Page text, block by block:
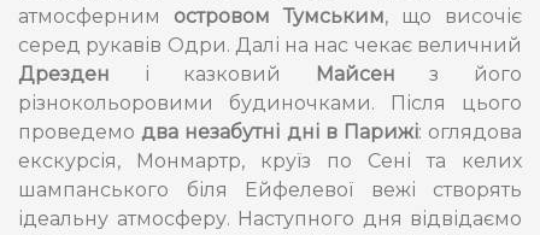
атмосферним островом Тумським, що височіє
серед рукавів Одри. Далі на нас чекає величний
Дрезден і казковий Майсен з його
різнокольоровими будиночками. Після цього
проведемо два незабутні дні в Парижі: оглядова
екскурсія, Монмартр, круїз по Сені та келих
шампанського біля Ейфелевої вежі створять
ідеальну атмосферу. Наступного дня відвідаємо